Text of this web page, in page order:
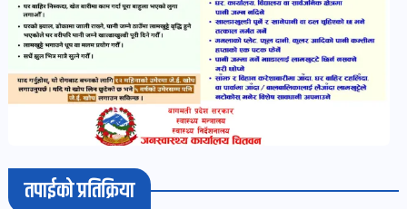
पडकास्ट
पोष्ट
व्यक्ति-
तपाईको प्रतिक्रिया